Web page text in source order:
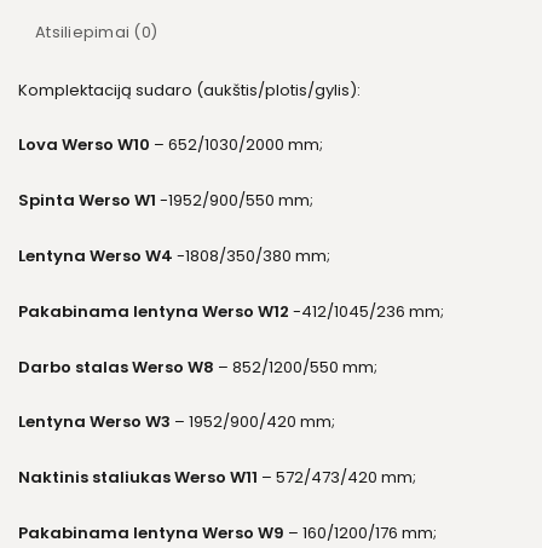
Atsiliepimai (0)
Komplektaciją sudaro (aukštis/plotis/gylis):
Lova Werso W10 – 652/1030/2000 mm;
Spinta Werso W1 -1952/900/550 mm;
Lentyna Werso W4 -1808/350/380 mm;
Pakabinama lentyna Werso W12 -412/1045/236 mm;
Darbo stalas Werso W8 – 852/1200/550 mm;
Lentyna Werso W3 – 1952/900/420 mm;
Naktinis staliukas Werso W11 – 572/473/420 mm;
Pakabinama lentyna Werso W9 – 160/1200/176 mm;